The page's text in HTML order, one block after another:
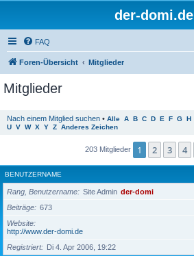
der-domi.de
FAQ
Foren-Übersicht Mitglieder
Mitglieder
Nach einem Mitglied suchen • Alle A B C D E F G H
U V W X Y Z Anderes Zeichen
203 Mitglieder 1 2 3 4
BENUTZERNAME
Rang, Benutzername Site Admin der-domi
Beiträge
673
Website
http://www.der-domi.de
Registriert
Di 4. Apr 2006, 19:22